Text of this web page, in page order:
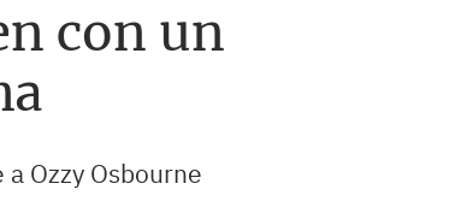
con un
Ozzy Osbourne